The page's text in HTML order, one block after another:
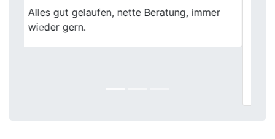
Ich war skeptisch, ob ich einen fairen Preis
bekomme – aber First Car Center hat mich
Previous